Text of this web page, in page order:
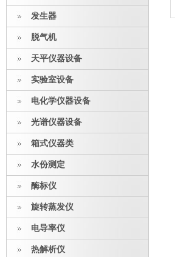
发生器
脱气机
天平仪器设备
实验室设备
电化学仪器设备
光谱仪器设备
箱式仪器类
水份测定
酶标仪
旋转蒸发仪
电导率仪
热解析仪